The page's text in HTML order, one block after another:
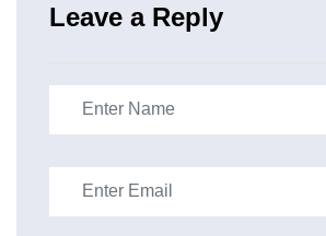
Leave a Reply